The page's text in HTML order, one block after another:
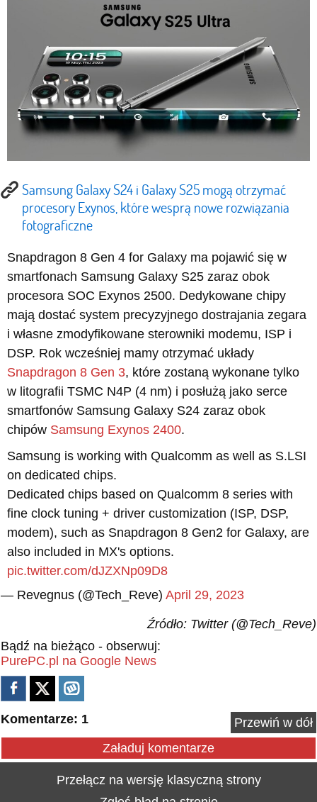
Samsung Galaxy S24 i Galaxy S25 mogą otrzymać
procesory Exynos, które wesprą nowe rozwiązania
fotograficzne
Snapdragon 8 Gen 4 for Galaxy ma pojawić się w
smartfonach Samsung Galaxy S25 zaraz obok
procesora SOC Exynos 2500. Dedykowane chipy
mają dostać system precyzyjnego dostrajania zegara
i własne zmodyfikowane sterowniki modemu, ISP i
DSP. Rok wcześniej mamy otrzymać układy
Snapdragon 8 Gen 3, które zostaną wykonane tylko
w litografii TSMC N4P (4 nm) i posłużą jako serce
smartfonów Samsung Galaxy S24 zaraz obok
chipów Samsung Exynos 2400.
Samsung is working with Qualcomm as well as S.LSI
on dedicated chips.
Dedicated chips based on Qualcomm 8 series with
fine clock tuning + driver customization (ISP, DSP,
modem), such as Snapdragon 8 Gen2 for Galaxy, are
also included in MX's options.
pic.twitter.com/dJZXNp09D8
— Revegnus (@Tech_Reve) April 29, 2023
Źródło: Twitter (@Tech_Reve)
Bądź na bieżąco - obserwuj:
PurePC.pl na Google News
Komentarze: 1
Przewiń w dół
Załaduj komentarze
Przełącz na wersję klasyczną strony